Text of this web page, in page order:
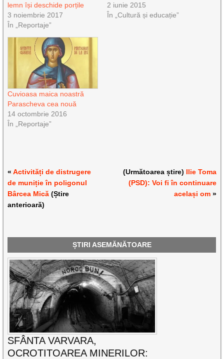
lemn își deschide porțile
3 noiembrie 2017
În „Reportaje”
2 iunie 2015
În „Cultură și educație”
Cuvioasa maica noastră
Parascheva cea nouă
14 octombrie 2016
În „Reportaje”
«Activități de distrugere
de muniție în poligonul
Bârcea Mică (Știre
anterioară)
(Următoarea știre) Ilie Toma
(PSD): Voi fi în continuare
același om»
ȘTIRI ASEMĂNĂTOARE
SFÂNTA VARVARA,
OCROTITOAREA MINERILOR: